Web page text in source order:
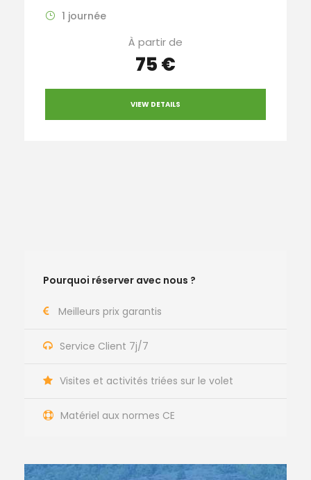
1 journée
À partir de
75 €
VIEW DETAILS
Pourquoi réserver avec nous ?
Meilleurs prix garantis
Service Client 7j/7
Visites et activités triées sur le volet
Matériel aux normes CE